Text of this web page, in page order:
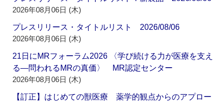
2026年08月06日 (木)
プレスリリース・タイトルリスト 2026/08/06
2026年08月06日 (木)
21日にMRフォーラム2026 〈学び続ける力が医療を支え
る―問われるMRの真価〉 MR認定センター
2026年08月06日 (木)
【訂正】はじめての獣医療 薬学的観点からのアプロー